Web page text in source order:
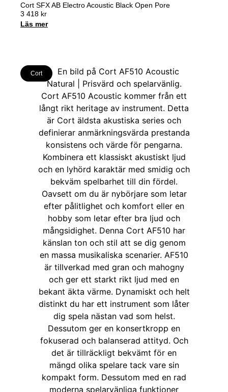
Cort SFX AB Electro Acoustic Black Open Pore
3 418 kr
Läs mer
Cort